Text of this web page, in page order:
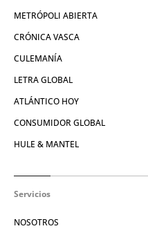
METRÓPOLI ABIERTA
CRÓNICA VASCA
CULEMANÍA
LETRA GLOBAL
ATLÁNTICO HOY
CONSUMIDOR GLOBAL
HULE & MANTEL
Servicios
NOSOTROS